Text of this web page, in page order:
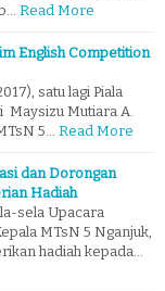
Read More
English Competition
satu lagi Piala
Mutiara A.
5…
Read More
dan Dorongan
Hadiah
sela Upacara
MTsN 5 Nganjuk,
hadiah kepada…